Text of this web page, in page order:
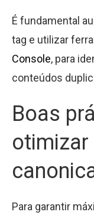
É fundamental
tag e utilizar
Console, para
conteúdos
Boas
otimizar
Para garantir